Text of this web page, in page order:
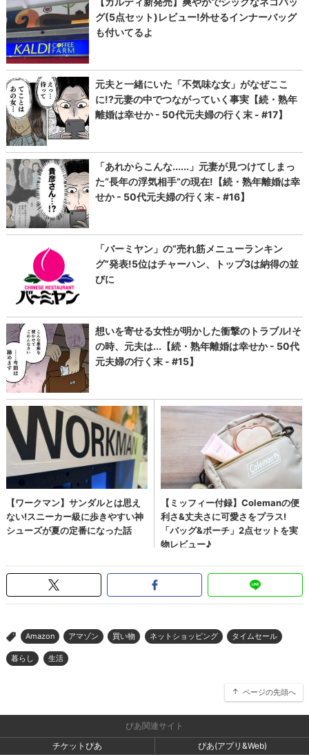
> Amazon アマゾン 買い物 ネットショッピング タイムセール
暮らし 生活
ページの先頭へ
ぴあ関連サイト
チケットぴあ
ぴあ(アプリ&Web)